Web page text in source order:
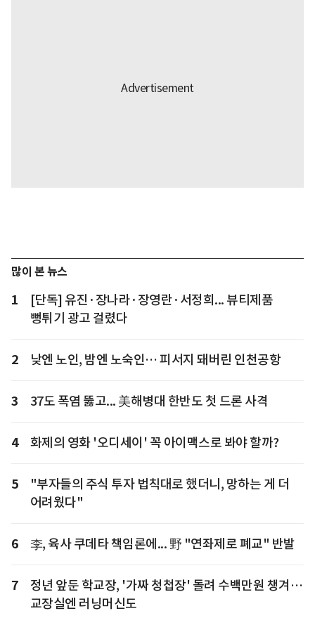
많이 본 뉴스
1
[단독] 유진·장나라·장영란·서정희... 뷰티제품
뻥튀기 광고 걸렸다
2 낮엔 노인, 밤엔 노숙인… 피서지 돼버린 인천공항
3 37도 폭염 뚫고... 美해병대 한반도 첫 드론 사격
4 화제의 영화 '오디세이' 꼭 아이맥스로 봐야 할까?
5
"부자들의 주식 투자 법칙대로 했더니, 망하는 게 더
어려웠다"
6 李, 육사 쿠데타 책임론에... 野 "연좌제로 폐교" 반발
7
정년 앞둔 학교장, '가짜 청첩장' 돌려 수백만원 챙겨…
교장실엔 러닝머신도